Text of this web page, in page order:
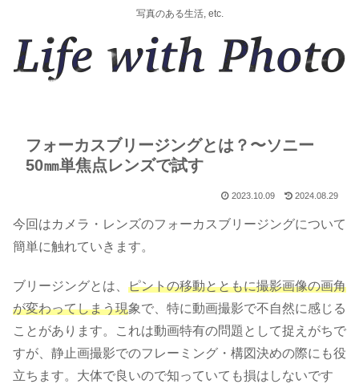
写真のある生活, etc.
フォーカスブリージングとは？〜ソニー
50㎜単焦点レンズで試す
2023.10.09 2024.08.29
今回はカメラ・レンズのフォーカスブリージングについて
簡単に触れていきます。
ブリージングとは、 ピントの移動とともに撮影画像の画角
が変わってしまう現象で、特に動画撮影で不自然に感じる
ことがあります。これは動画特有の問題として捉えがちで
すが、静止画撮影でのフレーミング・構図決めの際にも役
立ちます。大体で良いので知っていても損はしないです